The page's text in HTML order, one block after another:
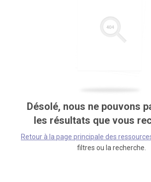
Désolé, nous ne pouvons
les résultats que vous
Retour à la page principale des
filtres ou la recherche.